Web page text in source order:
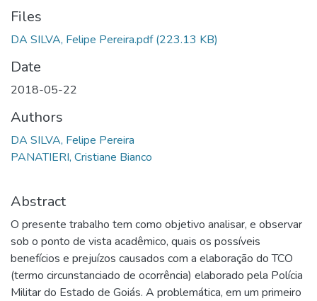
Files
DA SILVA, Felipe Pereira.pdf(223.13 KB)
Date
2018-05-22
Authors
DA SILVA, Felipe Pereira
PANATIERI, Cristiane Bianco
Abstract
O presente trabalho tem como objetivo analisar, e observar
sob o ponto de vista acadêmico, quais os possíveis
benefícios e prejuízos causados com a elaboração do TCO
(termo circunstanciado de ocorrência) elaborado pela Polícia
Militar do Estado de Goiás. A problemática, em um primeiro